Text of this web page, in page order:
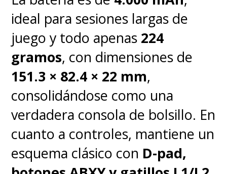
ideal para sesiones largas de
juego y todo apenas 224
gramos, con dimensiones de
151.3 × 82.4 × 22 mm,
consolidándose como una
verdadera consola de bolsillo. En
cuanto a controles, mantiene un
esquema clásico con D-pad,